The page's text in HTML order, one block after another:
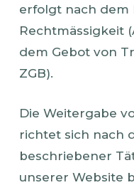
erfolgt nach dem
Rechtmässigkeit
dem Gebot von
ZGB).
Die Weitergabe
richtet sich nach
beschriebener
unserer Website